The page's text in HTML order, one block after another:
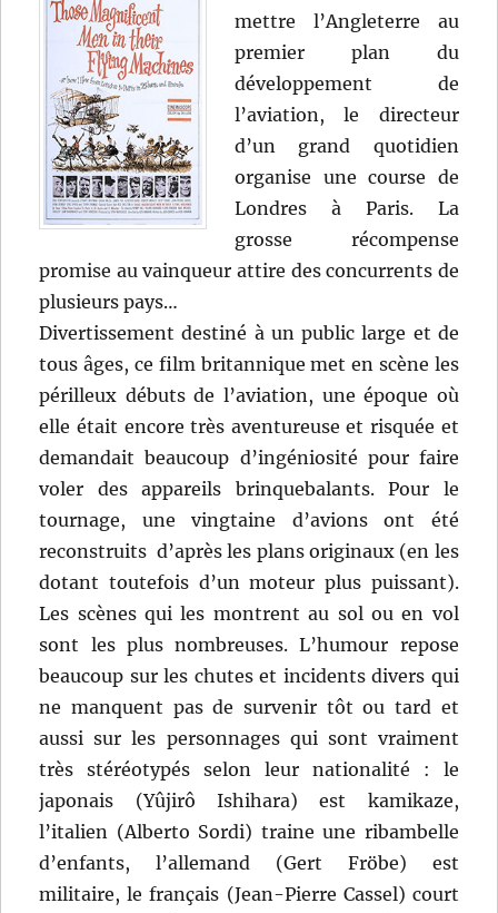
mettre l’Angleterre au
premier plan du
développement de
l’aviation, le directeur
d’un grand quotidien
organise une course de
Londres à Paris. La
grosse récompense
promise au vainqueur attire des concurrents de
plusieurs pays…
Divertissement destiné à un public large et de
tous âges, ce film britannique met en scène les
périlleux débuts de l’aviation, une époque où
elle était encore très aventureuse et risquée et
demandait beaucoup d’ingéniosité pour faire
voler des appareils brinquebalants. Pour le
tournage, une vingtaine d’avions ont été
reconstruits d’après les plans originaux (en les
dotant toutefois d’un moteur plus puissant).
Les scènes qui les montrent au sol ou en vol
sont les plus nombreuses. L’humour repose
beaucoup sur les chutes et incidents divers qui
ne manquent pas de survenir tôt ou tard et
aussi sur les personnages qui sont vraiment
très stéréotypés selon leur nationalité : le
japonais (Yûjirô Ishihara) est kamikaze,
l’italien (Alberto Sordi) traine une ribambelle
d’enfants, l’allemand (Gert Fröbe) est
militaire, le français (Jean-Pierre Cassel) court